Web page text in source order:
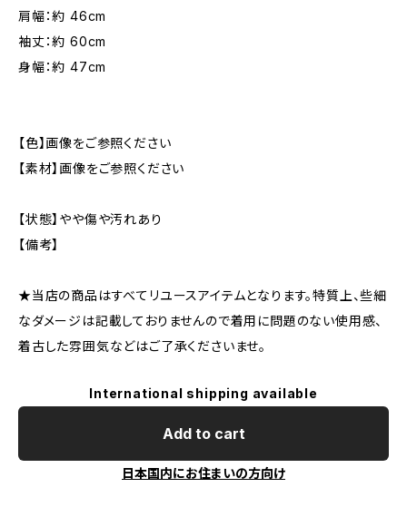
肩幅：約 46cm
袖丈：約 60cm
身幅：約 47cm
【色】画像をご参照ください
【素材】画像をご参照ください
【状態】やや傷や汚れあり
【備考】
★当店の商品はすべてリユースアイテムとなります。特質上、些細
なダメージは記載しておりませんので着用に問題のない使用感、
着古した雰囲気などはご了承くださいませ。
International shipping available
Add to cart
日本国内にお住まいの方向け